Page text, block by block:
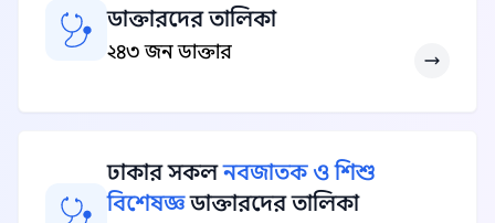
ডাক্তারদের তালিকা
২৪৩ জন ডাক্তার
ঢাকার সকলনবজাতক ও শিশু
বিশেষজ্ঞডাক্তারদের তালিকা